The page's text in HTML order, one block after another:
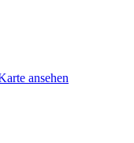
ansehen